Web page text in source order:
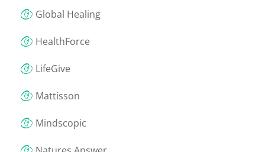
Global Healing
HealthForce
LifeGive
Mattisson
Mindscopic